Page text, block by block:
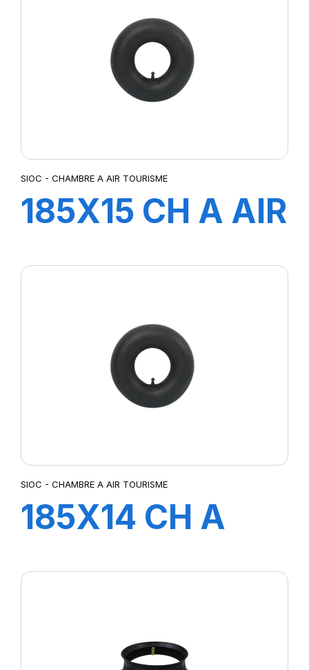
SIOC - CHAMBRE A AIR TOURISME
185X15 CH A AIR
SIOC - CHAMBRE A AIR TOURISME
185X14 CH A